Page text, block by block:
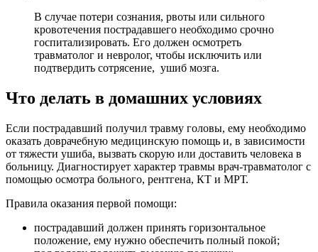
В случае потери сознания, рвоты или сильного
кровотечения пострадавшего необходимо срочно
госпитализировать. Его должен осмотреть
травматолог и невролог, чтобы исключить или
подтвердить сотрясение, ушиб мозга.
Что делать в домашних условиях
Если пострадавший получил травму головы, ему необходимо
оказать доврачебную медицинскую помощь и, в зависимости
от тяжести ушиба, вызвать скорую или доставить человека в
больницу. Диагностирует характер травмы врач-травматолог с
помощью осмотра больного, рентгена, КТ и МРТ.
Правила оказания первой помощи:
пострадавший должен принять горизонтальное
положение, ему нужно обеспечить полный покой;